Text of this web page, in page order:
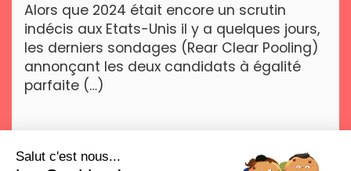
Alors que 2024 était encore un scrutin
indécis aux Etats-Unis il y a quelques jours,
les derniers sondages (Rear Clear Pooling)
annonçant les deux candidats à égalité
parfaite (…)
Salut c'est nous...